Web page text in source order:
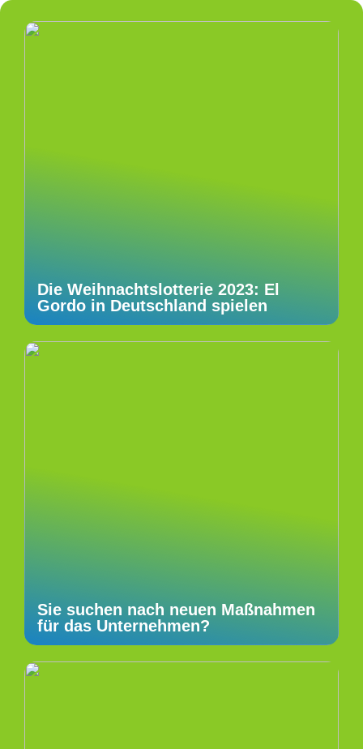
Die Weihnachtslotterie 2023: El
Gordo in Deutschland spielen
Sie suchen nach neuen Maßnahmen
für das Unternehmen?